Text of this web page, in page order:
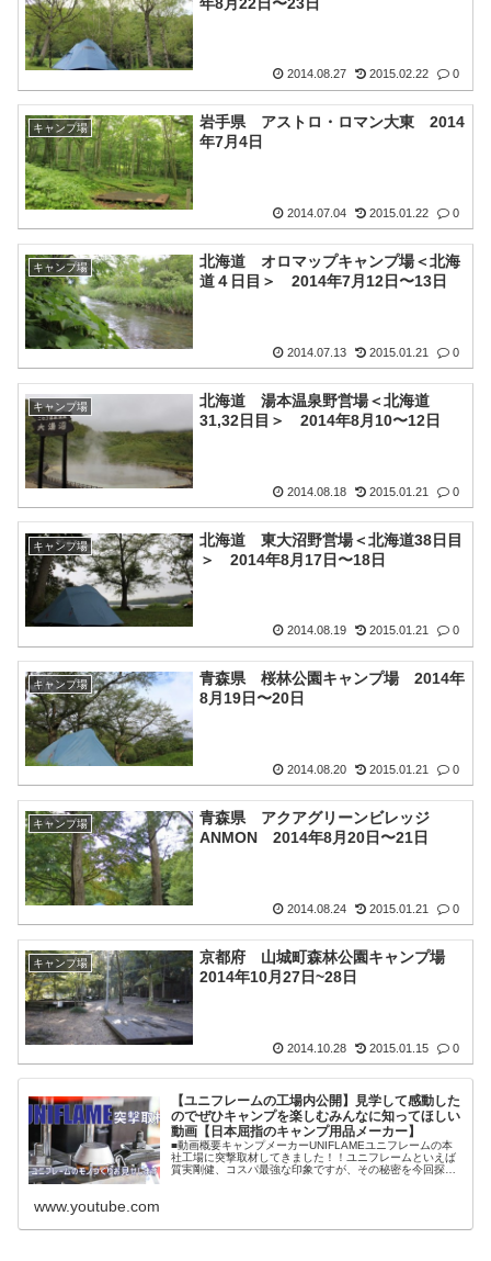
2014.08.27 2015.02.22 0
キャンプ場
岩手県 アストロ・ロマン大東 2014
年7月4日
2014.07.04 2015.01.22 0
キャンプ場
北海道 オロマップキャンプ場＜北海
道４日目＞ 2014年7月12日〜13日
2014.07.13 2015.01.21 0
キャンプ場
北海道 湯本温泉野営場＜北海道
31,32日目＞ 2014年8月10〜12日
2014.08.18 2015.01.21 0
キャンプ場
北海道 東大沼野営場＜北海道38日目
＞ 2014年8月17日〜18日
2014.08.19 2015.01.21 0
キャンプ場
青森県 桜林公園キャンプ場 2014年
8月19日〜20日
2014.08.20 2015.01.21 0
キャンプ場
青森県 アクアグリーンビレッジ
ANMON 2014年8月20日〜21日
2014.08.24 2015.01.21 0
キャンプ場
京都府 山城町森林公園キャンプ場
2014年10月27日~28日
2014.10.28 2015.01.15 0
【ユニフレームの工場内公開】見学して感動した
のでぜひキャンプを楽しむみんなに知ってほしい
動画【日本屈指のキャンプ用品メーカー】
■動画概要キャンプメーカーUNIFLAMEユニフレームの本
社工場に突撃取材してきました！！ユニフレームといえば
質実剛健、コスパ最強な印象ですが、その秘密を今回探っ
www.youtube.com